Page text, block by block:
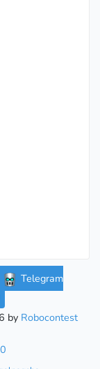
Telegram
by Robocontest